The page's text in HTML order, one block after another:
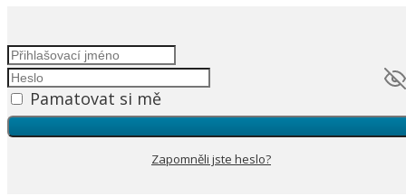
Pamatovat si mě
Zapomněli jste heslo?